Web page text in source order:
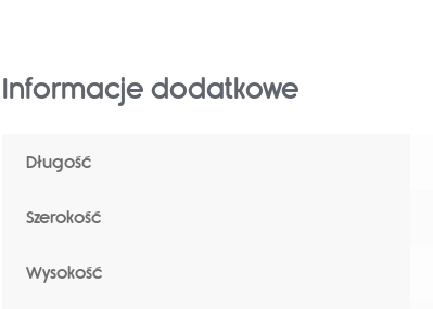
Informacje dodatkowe
Długość
Szerokość
Wysokość